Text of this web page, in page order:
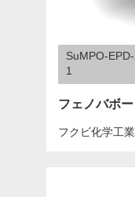
SuMPO-
1
フェノバボ
フクビ化学工